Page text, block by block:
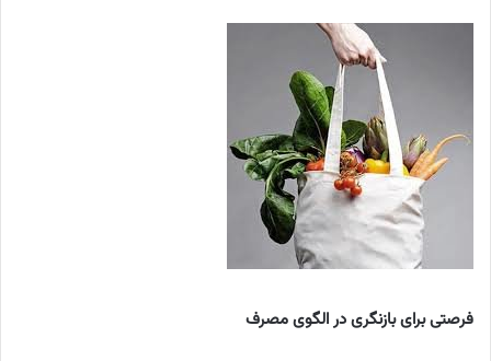
فرصتی برای بازنگری در الگوی مصرف